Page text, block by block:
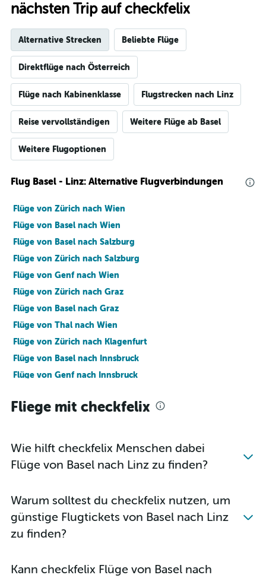
nächsten Trip auf checkfelix
Alternative Strecken Beliebte Flüge
Direktflüge nach Österreich
Flüge nach Kabinenklasse Flugstrecken nach Linz
Reise vervollständigen Weitere Flüge ab Basel
Weitere Flugoptionen
Flug Basel - Linz: Alternative Flugverbindungen
Flüge von Zürich nach Wien
Flüge von Basel nach Wien
Flüge von Basel nach Salzburg
Flüge von Zürich nach Salzburg
Flüge von Genf nach Wien
Flüge von Zürich nach Graz
Flüge von Basel nach Graz
Flüge von Thal nach Wien
Flüge von Zürich nach Klagenfurt
Flüge von Basel nach Innsbruck
Flüge von Genf nach Innsbruck
Flüge von Bern nach Wien
Fliege mit checkfelix
Wie hilft checkfelix Menschen dabei
Flüge von Basel nach Linz zu finden?
Warum solltest du checkfelix nutzen, um
günstige Flugtickets von Basel nach Linz
zu finden?
Kann checkfelix Flüge von Basel nach